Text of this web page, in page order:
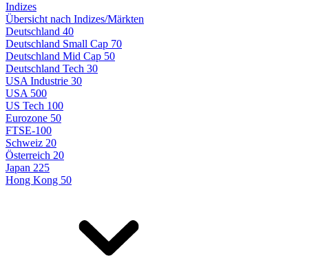
Indizes
Übersicht nach Indizes/Märkten
Deutschland 40
Deutschland Small Cap 70
Deutschland Mid Cap 50
Deutschland Tech 30
USA Industrie 30
USA 500
US Tech 100
Eurozone 50
FTSE-100
Schweiz 20
Österreich 20
Japan 225
Hong Kong 50